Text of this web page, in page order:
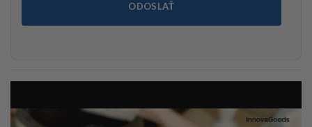
ODOSLAŤ